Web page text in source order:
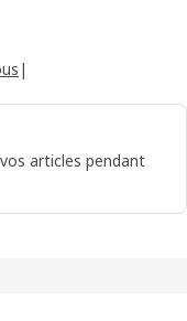
|
articles pendant